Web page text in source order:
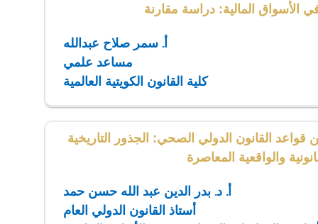
الأسواق المالية: دراسة مقارنة
أ. سمر صلاح عبدالله
مساعد علمي
كلية القانون الكويتية العالمية
قواعد القانون الدولي الصحي: الجذور التاريخية
والواقعية المعاصرة
أ. د. بدر الدين عبد الله حسن حمد
أستاذ القانون الدولي العام